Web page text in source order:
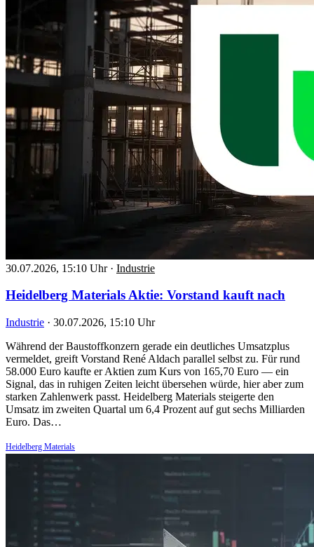
30.07.2026, 15:10 Uhr · Industrie
Heidelberg Materials Aktie: Vorstand kauft nach
Industrie · 30.07.2026, 15:10 Uhr
Während der Baustoffkonzern gerade ein deutliches Umsatzplus
vermeldet, greift Vorstand René Aldach parallel selbst zu. Für rund
58.000 Euro kaufte er Aktien zum Kurs von 165,70 Euro — ein
Signal, das in ruhigen Zeiten leicht übersehen würde, hier aber zum
starken Zahlenwerk passt. Heidelberg Materials steigerte den
Umsatz im zweiten Quartal um 6,4 Prozent auf gut sechs Milliarden
Euro. Das…
Heidelberg Materials